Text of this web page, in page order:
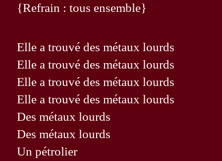
{Refrain : tous ensemble}
Elle a trouvé des métaux lourds
Elle a trouvé des métaux lourds
Elle a trouvé des métaux lourds
Elle a trouvé des métaux lourds
Des métaux lourds
Des métaux lourds
Un pétrolier